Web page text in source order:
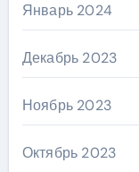
Январь 2024
Декабрь 2023
Ноябрь 2023
Октябрь 2023